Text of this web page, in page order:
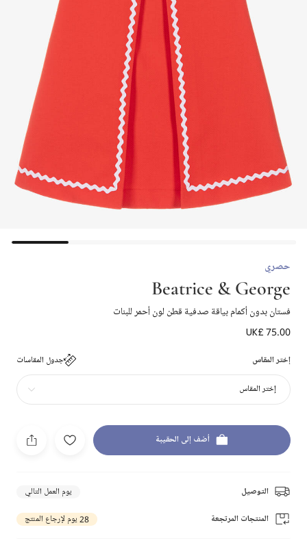
حصري
Beatrice & George
فستان بدون أكمام بياقة صدفية قطن لون أحمر للبنات
UK£ 75.00
إختر المقاس جدول المقاسات
إختر المقاس
أضف إلى الحقيبة
التوصيل يوم العمل التالي
المنتجات المرتجعة 28 يوم لإرجاع المنتج